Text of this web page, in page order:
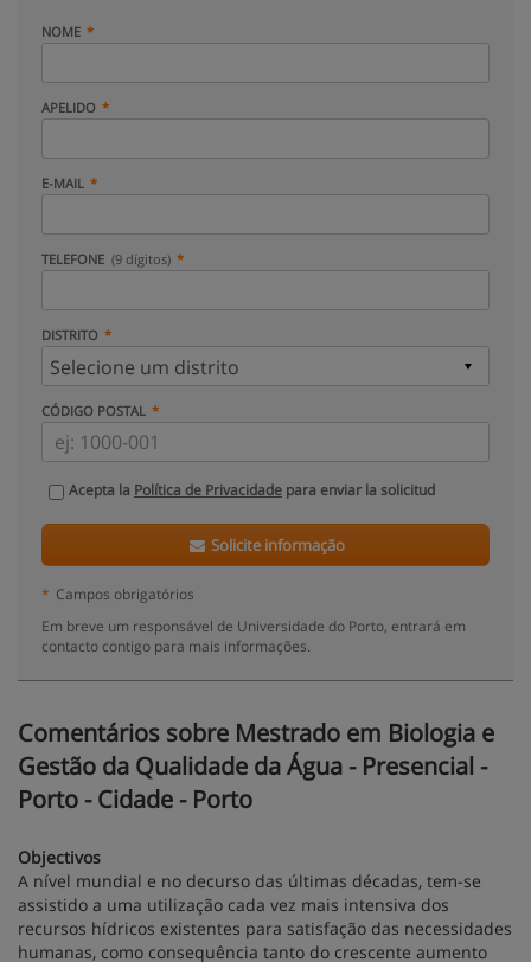
NOME
APELIDO
E-MAIL
TELEFONE (9 dígitos)
DISTRITO
CÓDIGO POSTAL
Acepta la Política de Privacidade para enviar la solicitud
Solicite informação
* Campos obrigatórios
Em breve um responsável de Universidade do Porto, entrará em
contacto contigo para mais informações.
Comentários sobre Mestrado em Biologia e
Gestão da Qualidade da Água - Presencial -
Porto - Cidade - Porto
Objectivos
A nível mundial e no decurso das últimas décadas, tem-se
assistido a uma utilização cada vez mais intensiva dos
recursos hídricos existentes para satisfação das necessidades
humanas, como consequência tanto do crescente aumento